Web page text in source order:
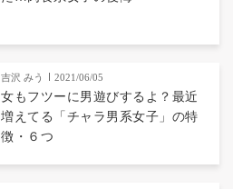
吉沢 みう 2021/06/05
女もフツーに男遊びするよ？最近
増えてる「チャラ男系女子」の特
徴・６つ